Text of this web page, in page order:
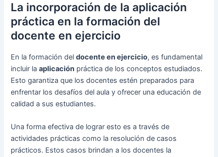
La incorporación de la aplicación
práctica en la formación del
docente en ejercicio
En la formación deldocente en ejercicio, es fundamental
incluir laaplicación práctica de los conceptos estudiados.
Esto garantiza que los docentes estén preparados para
enfrentar los desafíos del aula y ofrecer una educación de
calidad a sus estudiantes.
Una forma efectiva de lograr esto es a través de
actividades prácticas como la resolución de casos
prácticos. Estos casos brindan a los docentes la